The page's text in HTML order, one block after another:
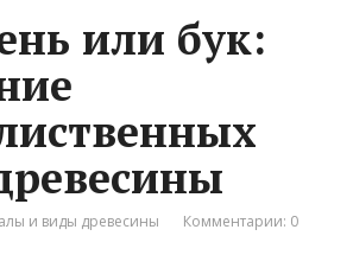
или бук:
и виды древесины Комментарии: 0